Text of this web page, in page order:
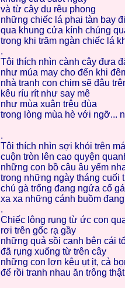
và từ cây du rêu phong
những chiếc lá phai tàn bay đi
qua khung cửa kính chúng
trong khi trăm ngàn chiếc lá
.
Tôi thích nhìn cành cây đưa
như múa may cho đến khi
nhà tranh con chim sẽ đậu
kêu ríu rít như say mê
như mùa xuân trêu đùa
trong lòng mùa hè với ngỡ...
.
Tôi thích nhìn sợi khói trên
cuộn tròn lên cao quyện
những con bồ câu âu yếm
trong những ngày tháng cuối
chú gà trống đang ngửa cổ
xa xa những cánh buồm
.
Chiếc lông rụng từ ức con
rơi trên gốc rạ gầy
những quả sồi cạnh bên cái
đã rụng xuống từ trên cây
những con lợn kêu ụt ịt, cả
để rồi tranh nhau ăn trông